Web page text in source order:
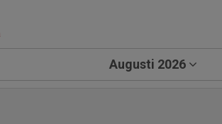
Augusti 2026